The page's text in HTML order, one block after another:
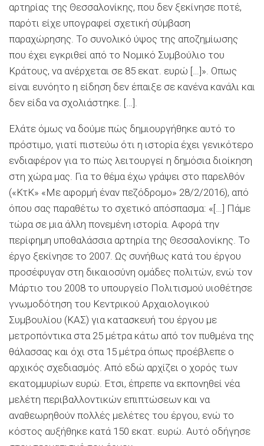
αρτηρίας της Θεσσαλονίκης, που δεν ξεκίνησε ποτέ,
παρότι είχε υπογραφεί σχετική σύμβαση
παραχώρησης. Το συνολικό ύψος της αποζημίωσης
που έχει εγκριθεί από το Νομικό Συμβούλιο του
Κράτους, να ανέρχεται σε 85 εκατ. ευρώ […]». Οπως
είναι ευνόητο η είδηση δεν έπαιξε σε κανένα κανάλι και
δεν είδα να σχολιάστηκε. […].
Ελάτε όμως να δούμε πώς δημιουργήθηκε αυτό το
πρόστιμο, γιατί πιστεύω ότι η ιστορία έχει γενικότερο
ενδιαφέρον για το πώς λειτουργεί η δημόσια διοίκηση
στη χώρα μας. Για το θέμα έχω γράψει στο παρελθόν
(«ΚτΚ» «Με αφορμή έναν πεζόδρομο» 28/2/2016), από
όπου σας παραθέτω το σχετικό απόσπασμα: «[…] Πάμε
τώρα σε μια άλλη πονεμένη ιστορία. Αφορά την
περίφημη υποθαλάσσια αρτηρία της Θεσσαλονίκης. Το
έργο ξεκίνησε το 2007. Ως συνήθως κατά του έργου
προσέφυγαν στη δικαιοσύνη ομάδες πολιτών, ενώ τον
Μάρτιο του 2008 το υπουργείο Πολιτισμού υιοθέτησε
γνωμοδότηση του Κεντρικού Αρχαιολογικού
Συμβουλίου (ΚΑΣ) για κατασκευή του έργου με
μετροπόντικα στα 25 μέτρα κάτω από τον πυθμένα της
θάλασσας και όχι στα 15 μέτρα όπως προέβλεπε ο
αρχικός σχεδιασμός. Από εδώ αρχίζει ο χορός των
εκατομμυρίων ευρώ. Ετσι, έπρεπε να εκπονηθεί νέα
μελέτη περιβαλλοντικών επιπτώσεων και να
αναθεωρηθούν πολλές μελέτες του έργου, ενώ το
κόστος αυξήθηκε κατά 150 εκατ. ευρώ. Αυτό οδήγησε